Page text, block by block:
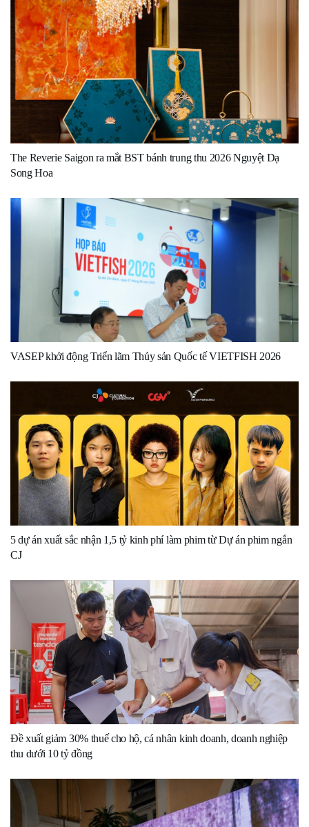
The Reverie Saigon ra mắt BST bánh trung thu 2026 Nguyệt Dạ
Song Hoa
VASEP khởi động Triển lãm Thủy sản Quốc tế VIETFISH 2026
5 dự án xuất sắc nhận 1,5 tỷ kinh phí làm phim từ Dự án phim ngắn
CJ
Đề xuất giảm 30% thuế cho hộ, cá nhân kinh doanh, doanh nghiệp
thu dưới 10 tỷ đồng